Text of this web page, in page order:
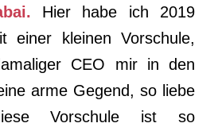
Hier habe ich 2019
einer kleinen Vorschule,
CEO mir in den
arme Gegend, so liebe
Vorschule ist so